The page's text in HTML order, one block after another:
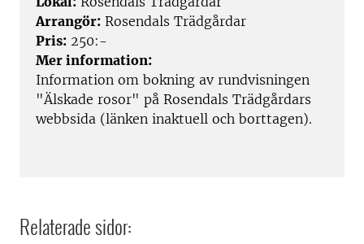
Arrangör: Rosendals Trädgårdar
Pris: 250:-
Mer information:
Information om bokning av rundvisningen
"Älskade rosor" på Rosendals Trädgårdars
webbsida (länken inaktuell och borttagen).
Relaterade sidor: